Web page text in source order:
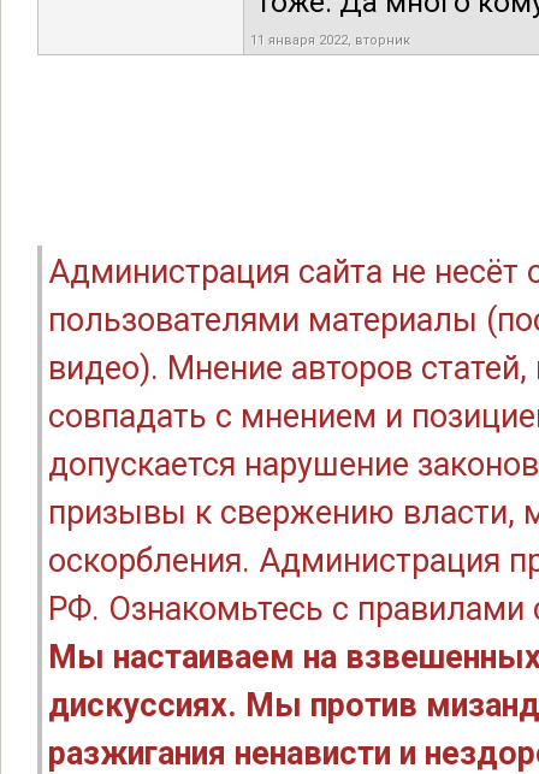
11 января 2022, вторник
Администрация сайта не
пользователями материалы
видео). Мнение авторов
совпадать с мнением и
допускается нарушение
призывы к свержению власти,
оскорбления. Администрация
РФ. Ознакомьтесь с правилами
Мы настаиваем на
дискуссиях. Мы против
разжигания ненависти и